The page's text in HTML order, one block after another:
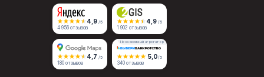
4,9 /5
4 956 отзывов
4,9 /5
1 902 отзывов
4,7 /5
180 отзывов
Независимый агрегатор
5,0/5
340 отзывов